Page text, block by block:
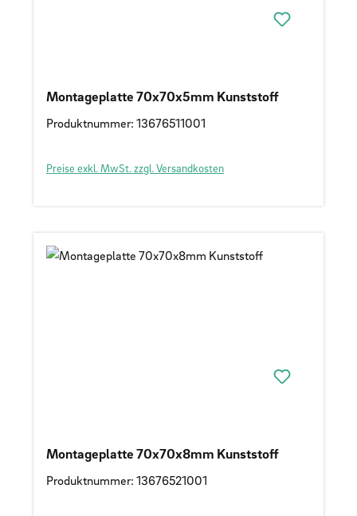
Montageplatte 70x70x5mm Kunststoff
Produktnummer: 13676511001
Preise exkl. MwSt. zzgl. Versandkosten
Montageplatte 70x70x8mm Kunststoff
Produktnummer: 13676521001